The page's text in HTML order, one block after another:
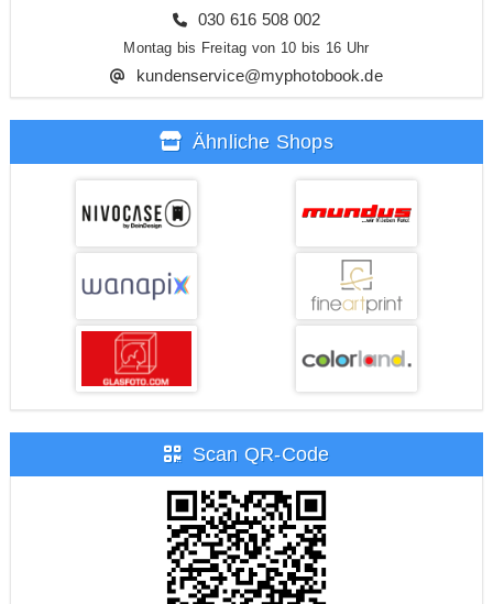
030 616 508 002
Montag bis Freitag von 10 bis 16 Uhr
kundenservice@myphotobook.de
Ähnliche Shops
Scan QR-Code